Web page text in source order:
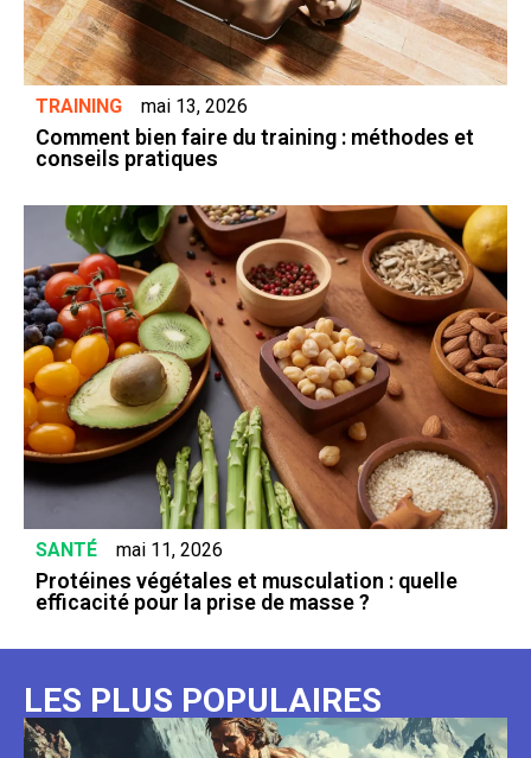
TRAINING mai 13, 2026
Comment bien faire du training : méthodes et
conseils pratiques
SANTÉ mai 11, 2026
Protéines végétales et musculation : quelle
efficacité pour la prise de masse ?
Voir tous les articles
LES PLUS POPULAIRES